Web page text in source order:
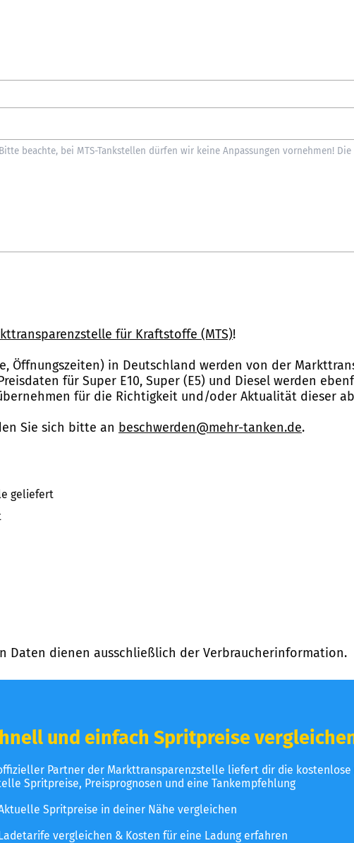
für Kraftstoffe (MTS)!
Öffnungszeiten) in Deutschland werden von der
für Super E10, Super (E5) und Diesel werden
für die Richtigkeit und/oder Aktualität dieser
Sie sich bitte an beschwerden@mehr-tanken.de.
geliefert
dienen ausschließlich der Verbraucherinformation.
und einfach Spritpreise
Partner der Markttransparenzstelle liefert dir die kostenlose
Spritpreise, Preisprognosen und eine Tankempfehlung
Spritpreise in deiner Nähe vergleichen
Ladetarife vergleichen & Kosten für eine Ladung erfahren